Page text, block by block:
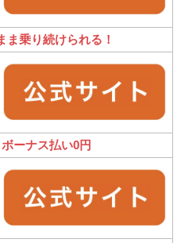
乗り続けられる！
ーナス払い0円